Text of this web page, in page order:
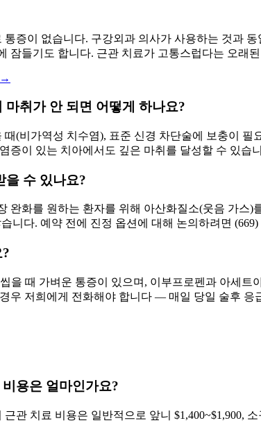
통증이 없습니다. 구강외과 의사가 사용하는 것과
잠들기도 합니다. 근관 치료가 고통스럽다는 오래
→
마취가 안 되면 어떻게 하나요?
때(비가역성 치수염), 표준 신경 차단술에 보충이
증이 있는 치아에서도 깊은 마취를 달성할 수 있
을 수 있나요?
완화를 원하는 환자를 위해 아산화질소(웃음 가스
니다. 예약 전에 진정 옵션에 대해 논의하려면 (669)
을 때 가벼운 통증이 있으며, 이부프로펜과 아세
우 저희에게 전화해야 합니다 — 매일 당일 술후 응
용은 얼마인가요?
관 치료 비용은 일반적으로 앞니 $1,400~$1,900,